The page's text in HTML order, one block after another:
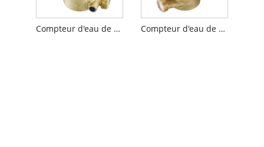
Compteur d'eau de type scellé par liquide à jet unique Compteur d'eau de type humide à jet unique